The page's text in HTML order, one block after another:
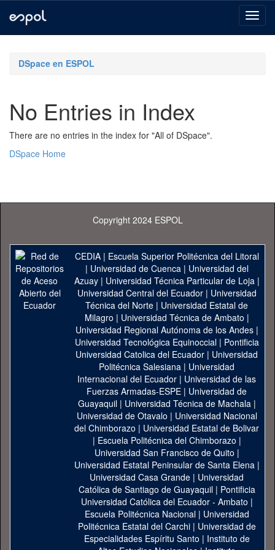
navigationDSpace en ESPOL
No Entries in Index
There are no entries in the index for "All of DSpace".
DSpace Home
Copyright 2024 ESPOL
CEDIA| Escuela Superior Politécnica del Litoral
| Universidad de Cuenca| Universidad del
Azuay| Universidad Técnica Particular de Loja|
Universidad Central del Ecuador| Universidad
Técnica del Norte | Universidad Estatal de
Milagro | Universidad Técnica de Ambato |
Universidad Regional Autónoma de los Andes|
Universidad Tecnológica Equinoccial| Pontificia
Universidad Catolica del Ecuador | Universidad
Politécnica Salesiana | Universidad
Internacional del Ecuador | Universidad de las
Fuerzas Armadas-ESPE | Universidad de
Guayaquil| Universidad Técnica de Machala|
Universidad de Otavalo | Universidad Nacional
del Chimborazo | Universidad Estatal de Bolivar
| Escuela Politécnica del Chimborazo |
Universidad San Francisco de Quito |
Universidad Estatal Peninsular de Santa Elena|
Universidad Casa Grande | Universidad
Católica de Santiago de Guayaquil| Pontificia
Universidad Católica del Ecuador - Ambato |
Escuela Politécnica Nacional| Universidad
Politécnica Estatal del Carchi| Universidad de
Especialidades Espíritu Santo | Instituto de